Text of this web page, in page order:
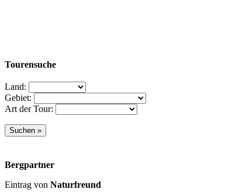
Tourensuche
Land:
Gebiet:
Art der Tour:
Bergpartner
Eintrag von Naturfreund